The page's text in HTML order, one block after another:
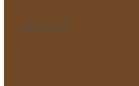
Οκτ 25, 2025